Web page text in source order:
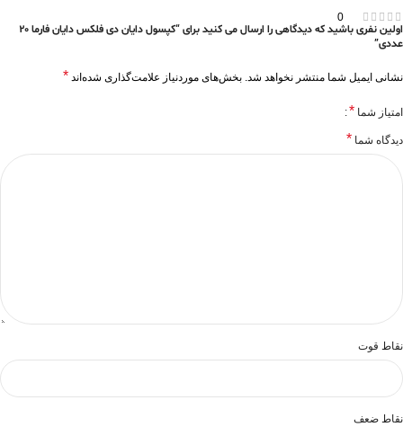
0
اولین نفری باشید که دیدگاهی را ارسال می کنید برای “کپسول دایان دی فلکس دایان فارما 20
عددی”
نشانی ایمیل شما منتشر نخواهد شد. بخش‌های موردنیاز علامت‌گذاری شده‌اند *
امتیاز شما *
دیدگاه شما *
نقاط قوت
نقاط ضعف